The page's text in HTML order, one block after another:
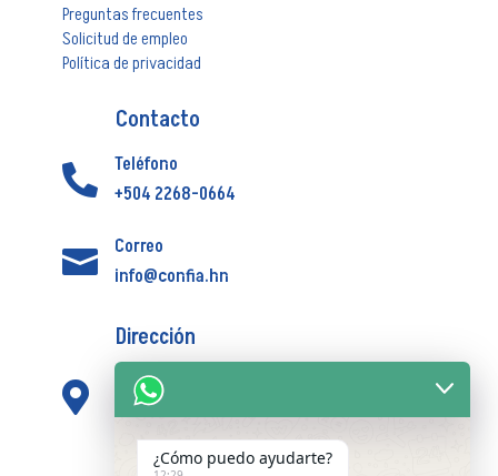
Preguntas frecuentes
Solicitud de empleo
Política de privacidad
Contacto

Teléfono
+504 2268-0664

Correo
info@confia.hn
Dirección

Centro Comercial Novacentro, Corporativo
los Proceres Torre Nova 1 piso 8 oficina 1
Horario de atención
¿Cómo puedo ayudarte?